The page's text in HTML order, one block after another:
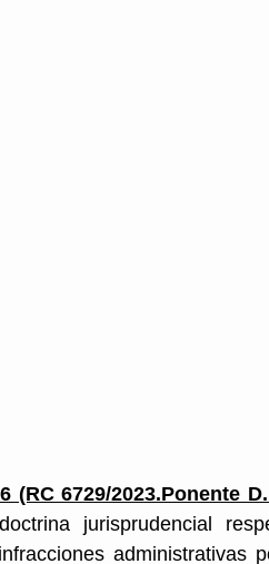
(RC 6729/2023.Ponente
jurisprudencial
administrativas